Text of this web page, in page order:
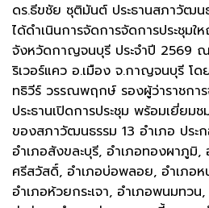
ดร.ธีขชัย ซุติมันต์ ประธานสภาวัฒ
ได้ดำเนินการจัดการจัดการประชุม
จังหวัดกาญจนบุรี ประจำปี 2569
ริเวอร์แคว อ.เมือง จ.กาญจนบุรี โ
ทธิวีร์ วรรณพฤกษ์ รองผู้ว่าราชกา
ประธานเปิดการประชุม พร้อมเยี่ย
ของสภาวัฒนธรรม 13 อำเภอ ปร
อำเภอสังขละบุรี, อำเภอทองผาภูมิ,
ศรีสวัสดิ์, อำเภอบ่อพลอย, อำเภอ
อำเภอห้วยกระเจา, อำเภอพนมทวน